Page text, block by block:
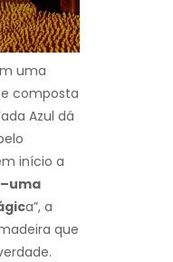
uma
composta
Azul dá
início a
a”, a
que